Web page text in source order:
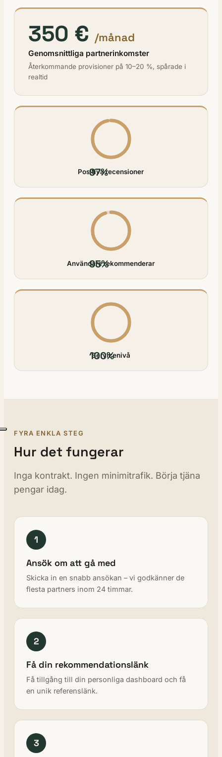
350 € /månad
Genomsnittliga partnerinkomster
Återkommande provisioner på 10–20 %, spårade i
realtid
97%
Positiva recensioner
95%
Användare rekommenderar
100%
Servicenivå
FYRA ENKLA STEG
Hur det fungerar
Inga kontrakt. Ingen minimitrafik. Börja tjäna
pengar idag.
1
Ansök om att gå med
Skicka in en snabb ansökan – vi godkänner de
flesta partners inom 24 timmar.
2
Få din rekommendationslänk
Få tillgång till din personliga dashboard och få
en unik referenslänk.
3